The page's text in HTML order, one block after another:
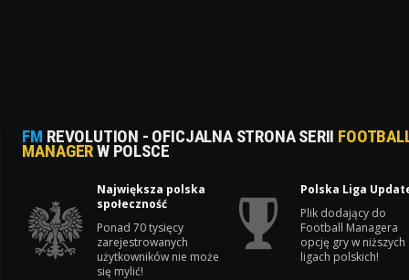
FM REVOLUTION - OFICJALNA STRONA SERII
MANAGERW POLSCE
Największa polska
społeczność
Ponad 70 tysięcy
zarejestrowanych
użytkowników nie może
się mylić!
Polska Liga
Plik dodający do
Football Managera
opcję gry w niższych
ligach polskich!